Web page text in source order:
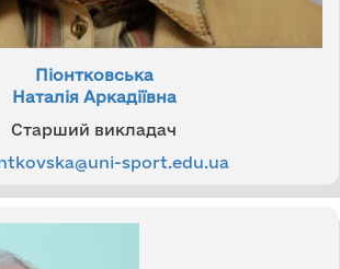
Піонтковська
Наталія Аркадіївна
Старший викладач
sport.edu.ua